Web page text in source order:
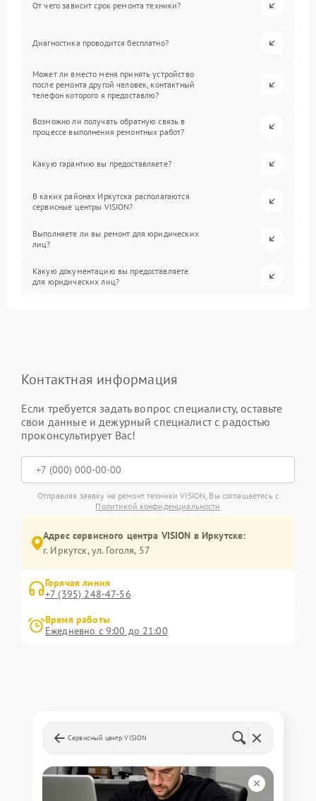
От чего зависит срок ремонта техники?
Диагностика проводится бесплатно?
Может ли вместо меня принять устройство
после ремонта другой человек, контактный
телефон которого я предоставлю?
Возможно ли получать обратную связь в
процессе выполнения ремонтных работ?
Какую гарантию вы предоставляете?
В каких районах Иркутска располагаются
сервисные центры VISION?
Выполняете ли вы ремонт для юридических
лиц?
Какую документацию вы предоставляете
для юридических лиц?
Контактная информация
Если требуется задать вопрос специалисту, оставьте
свои данные и дежурный специалист с радостью
проконсультирует Вас!
Отправляя заявку на ремонт техники VISION, Вы соглашаетесь с
Политикой конфиденциальности
Адрес сервисного центра VISION в Иркутске:
г. Иркутск, ул. ​Гоголя, 57
Горячая линия
+7 (395) 248-47-56
Время работы
Ежедневно с 9:00 до 21:00
Сервисный центр VISION